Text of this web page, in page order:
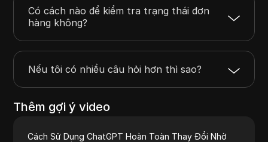
Có cách nào để kiểm tra trạng thái đơn
hàng không?
Nếu tôi có nhiều câu hỏi hơn thì sao?
Thêm gợi ý video
Cách Sử Dụng ChatGPT Hoàn Toàn Thay Đổi Nhờ